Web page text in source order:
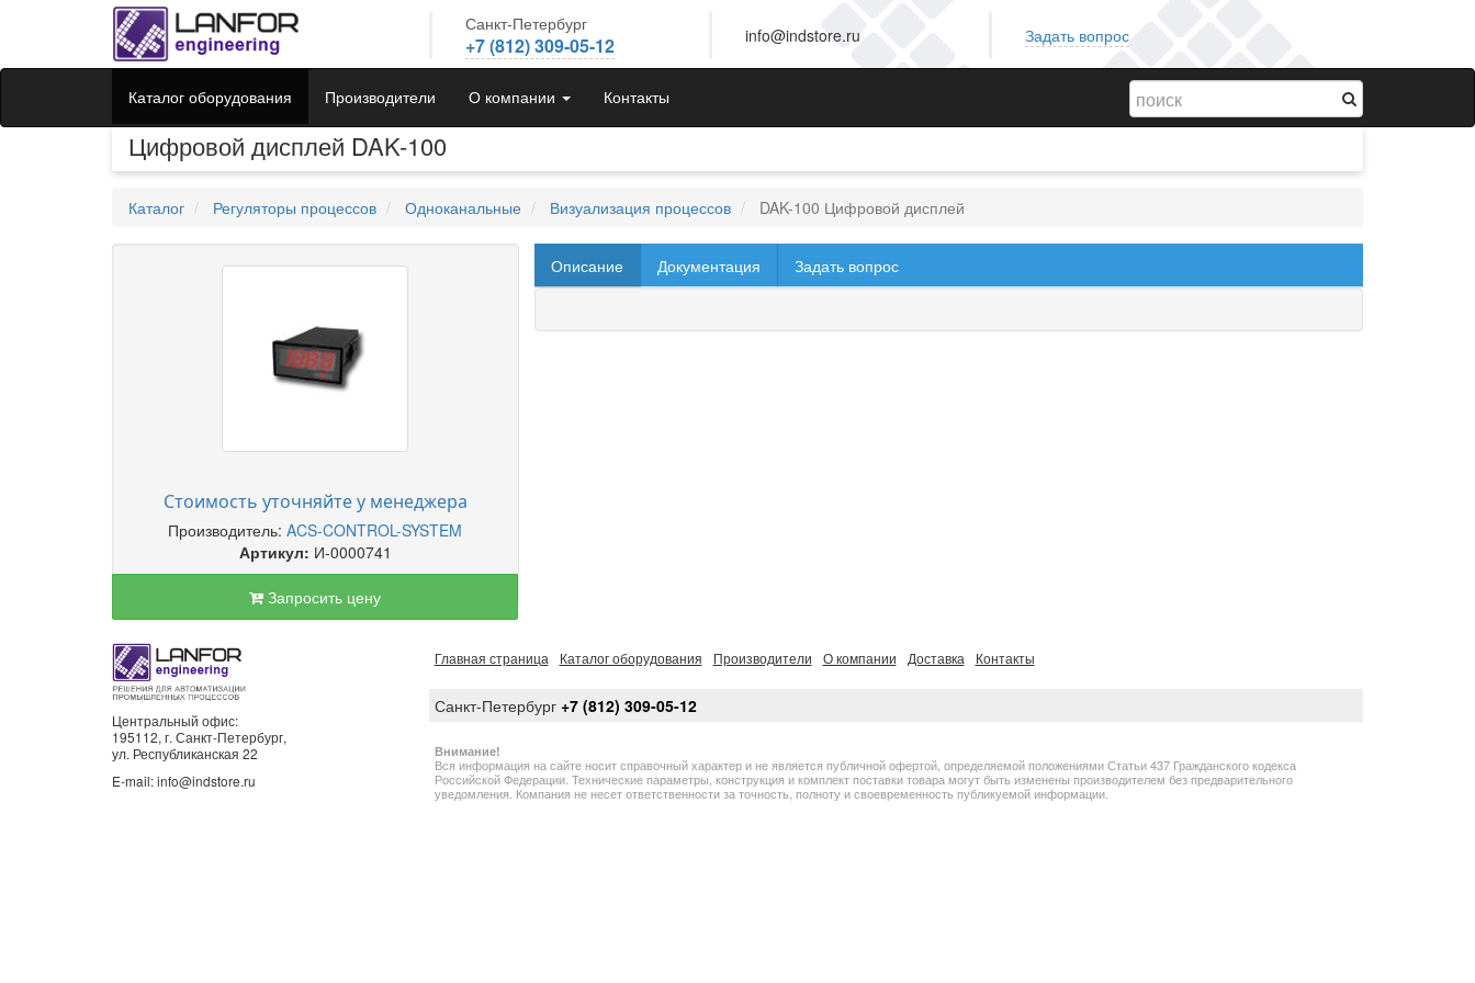
Санкт-Петербург
+7 (812) 309-05-12 info@indstore.ru Задать вопрос
Каталог оборудования Производители О компании Контакты
Цифровой дисплей DAK-100
Каталог Регуляторы процессов Одноканальные Визуализация процессов DAK-100 Цифровой дисплей
Стоимость уточняйте у менеджера
Производитель:ACS-CONTROL-SYSTEM
Артикул: И-0000741
Запросить цену
Описание Документация Задать вопрос
Центральный офис:
195112, г. Санкт-Петербург,
ул. Республиканская 22
E-mail: info@indstore.ru
Главная страница Каталог оборудования Производители О компании Доставка Контакты
Санкт-Петербург +7 (812) 309-05-12
Внимание!
Вся информация на сайте носит справочный характер и не является публичной офертой, определяемой положениями Статьи 437 Гражданского кодекса
Российской Федерации. Технические параметры, конструкция и комплект поставки товара могут быть изменены производителем без предварительного
уведомления. Компания не несет ответственности за точность, полноту и своевременность публикуемой информации.